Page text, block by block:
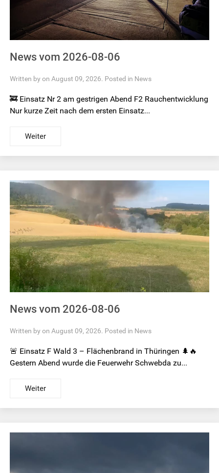
News vom 2026-08-06
Written by on August 09, 2026. Posted in News
🚒 Einsatz Nr 2 am gestrigen Abend F2 Rauchentwicklung
Nur kurze Zeit nach dem ersten Einsatz...
Weiter
News vom 2026-08-06
Written by on August 09, 2026. Posted in News
🚨 Einsatz F Wald 3 – Flächenbrand in Thüringen 🌲🔥
Gestern Abend wurde die Feuerwehr Schwebda zu...
Weiter